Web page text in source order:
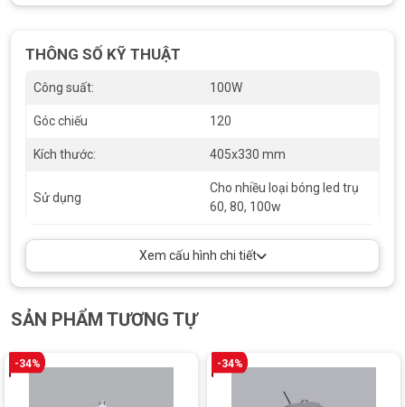
tăng cường khả năng phản xạ ánh sáng mà còn bền bỉ
oxy hóa, kéo dài tuổi thọ của sản phẩm.
Độ phản xạ ánh sáng cao:
đèn RFL-100 giúp tối ưu hóa ánh sáng, đảm bảo ánh sáng
So sánh với sản phẩm cùng loại:Chóa đèn RFL-100 nổi
bật với khả năng phản xạ ánh sáng vượt trội so với các loại
chóa đèn thông thường trên thị trường. Sản phẩm có thiết
ánh sáng phân bố đồng đều mà không gây chói mắt.
Hiệu suất ánh sáng và tiết kiệm:Sản phẩm được thiết kế
để tăng cường hiệu suất ánh sáng của đèn LED, giúp ánh
này không chỉ cải thiện chất lượng chiếu sáng mà còn góp
phần tiết kiệm năng lượng, giảm chi phí điện năng.
Với chất liệu nhôm cao cấp và khả
năng chống oxy hóa, chóa đèn RFL-100 có độ bền cao, có
thể hoạt động tốt trong nhiều năm mà không bị xuống
THÔNG SỐ KỸ THUẬT
Công suất: 100W
Góc chiếu 120
Kích thước: 405x330 mm
Sử dụng
Cho nhiều loại bóng led trụ
60, 80, 100w
Xem cấu hình chi tiết
SẢN PHẨM TƯƠNG TỰ
-34% -34%